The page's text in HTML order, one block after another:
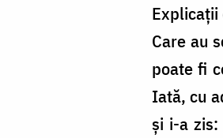
Care au
poate fi
Iată, cu
şi i-a